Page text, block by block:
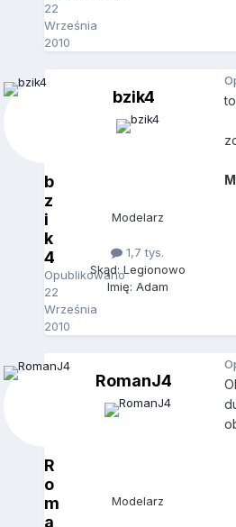
22
Września
2010
b
z
i
k
4
Opublikowano
22
Września
2010
bzik4
Modelarz
1,7 tys.
Skąd: Legionowo
Imię: Adam
R
o
m
a
RomanJ4
Modelarz